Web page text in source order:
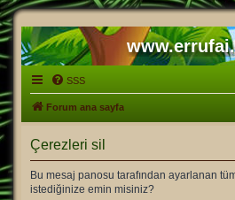
SSS
Forum ana sayfa
Çerezleri sil
Bu mesaj panosu tarafından ayarlanan
istediğinize emin misiniz?